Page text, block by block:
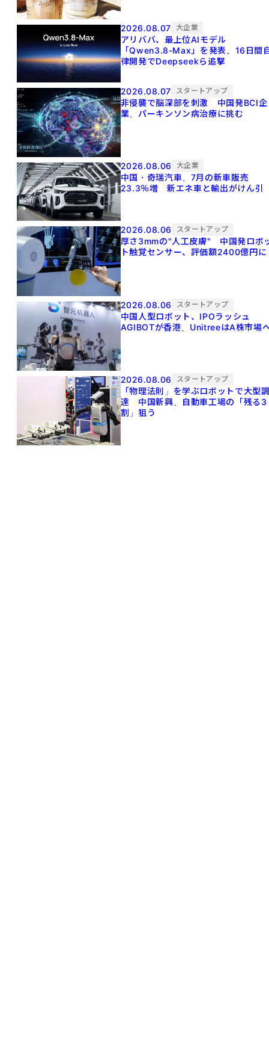
2026.08.07 大企業
アリババ、最上位AIモデル
「Qwen3.8-Max」を発表。16日間
律開発でDeepseekら追撃
2026.08.07 スタートアップ
非侵襲で脳深部を刺激 中国発BCI企
業、パーキンソン病治療に挑む
2026.08.06 大企業
中国・奇瑞汽車、7月の新車販売
23.3％増 新エネ車と輸出がけん引
2026.08.06 スタートアップ
厚さ3mmの"人工皮膚" 中国発ロボ
ト触覚センサー、評価額2400億円に
2026.08.06 スタートアップ
中国人型ロボット、IPOラッシュ
AGIBOTが香港、UnitreeはA株市場
2026.08.06 スタートアップ
「物理法則」を学ぶロボットで大型
達 中国新興、自動車工場の「残る3
割」狙う